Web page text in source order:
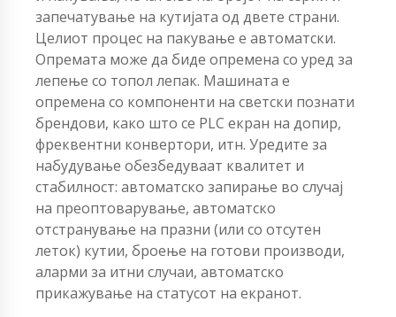
запечатување на кутијата од двете страни.
Целиот процес на пакување е автоматски.
Опремата може да биде опремена со уред за
лепење со топол лепак. Машината е
опремена со компоненти на светски познати
брендови, како што се PLC екран на допир,
фреквентни конвертори, итн. Уредите за
набудување обезбедуваат квалитет и
стабилност: автоматско запирање во случај
на преоптоварување, автоматско
отстранување на празни (или со отсутен
леток) кутии, броење на готови производи,
аларми за итни случаи, автоматско
прикажување на статусот на екранот.